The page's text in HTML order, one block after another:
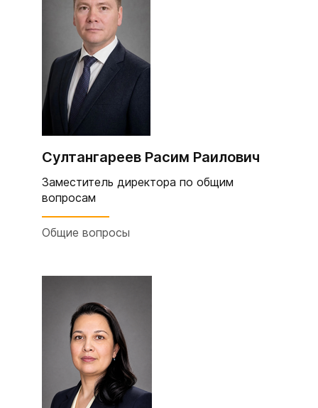
Султангареев Расим Раилович
Заместитель директора по общим
вопросам
Общие вопросы